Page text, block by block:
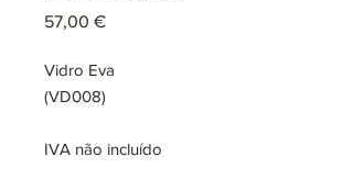
57,00 €Preço
Vidro Eva
(VD008)
IVA não incluído